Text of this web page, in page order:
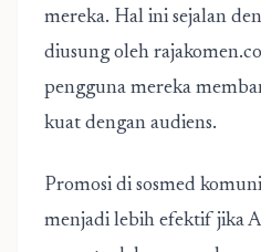
mereka. Hal ini sejalan
diusung oleh
pengguna mereka
kuat dengan audiens.
Promosi di sosmed
menjadi lebih efektif jika